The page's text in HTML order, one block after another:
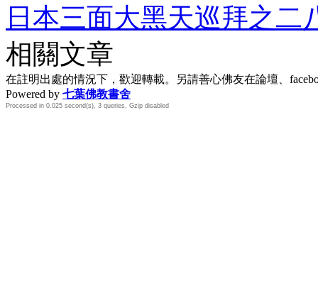
日本三面大黑天巡拜之二
相關文章
在註明出處的情況下，歡迎轉載。另請善心佛友在論壇、
Powered by 七葉佛教書舍
Processed in 0.025 second(s), 3 queries, Gzip disabled